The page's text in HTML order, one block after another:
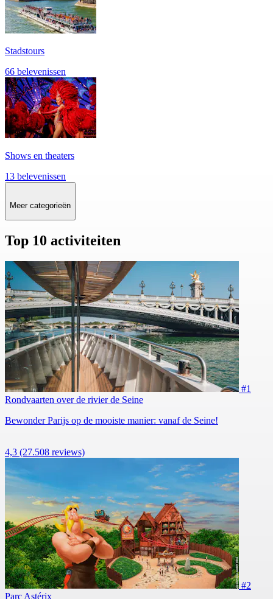
Stadstours
66 belevenissen
Shows en theaters
13 belevenissen
Meer categorieën
Top 10 activiteiten
#1
Rondvaarten over de rivier de Seine
Bewonder Parijs op de mooiste manier: vanaf de Seine!
4,3 (27.508 reviews)
#2
Parc Astérix